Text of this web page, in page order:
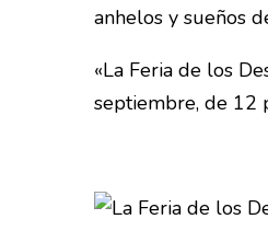
anhelos y sueños
«La Feria de los
septiembre, de 12